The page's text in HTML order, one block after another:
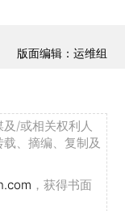
版面编辑：运维组
/或相关权利人
、摘编、复制及
，获得书面